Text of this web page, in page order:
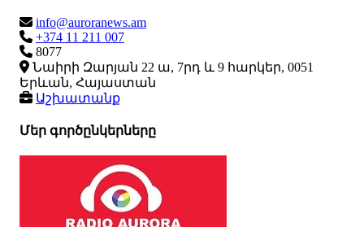
info@auroranews.am
+374 11 211 007
8077
Նաիրի Զարյան 22 ա, 7րդ և 9 հարկեր, 0051
Երևան, Հայաստան
Աշխատանք
Մեր գործընկերները